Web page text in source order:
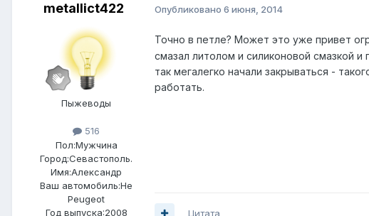
metallict422
Пыжеводы
516
Пол:Мужчина
Город:Севастополь.
Имя:Александр
Ваш автомобиль:Не
Peugeot
Год выпуска:2008
Опубликовано 6 июня, 2014
Точно в петле? Может это уже привет
смазал литолом и силиконовой смазкой
так мегалегко начали закрываться -
работать.
Цитата